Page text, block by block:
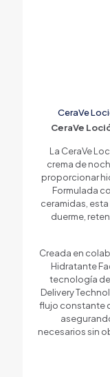
CeraVe
CeraVe
La CeraVe
crema de
proporcionar
Formulada
ceramidas,
duerme,
Creada en
Hidratante
tecnología
Delivery
flujo constante
necesarios sin